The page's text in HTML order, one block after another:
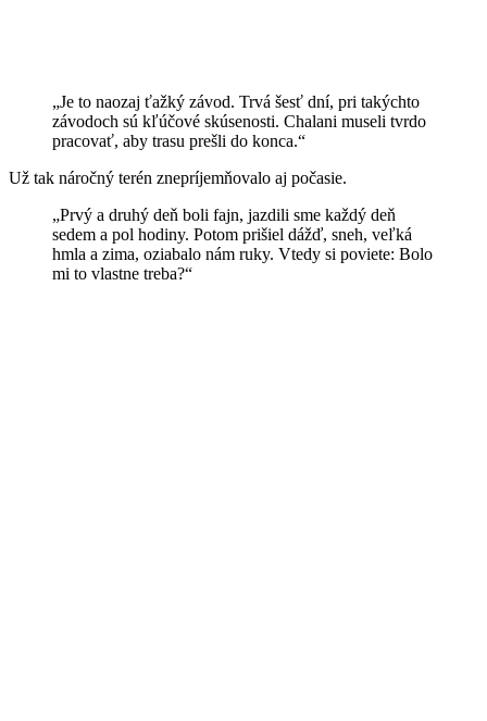
„Je to naozaj ťažký závod. Trvá šesť dní, pri takýchto
závodoch sú kľúčové skúsenosti. Chalani museli tvrdo
pracovať, aby trasu prešli do konca.“
Už tak náročný terén znepríjemňovalo aj počasie.
„Prvý a druhý deň boli fajn, jazdili sme každý deň
sedem a pol hodiny. Potom prišiel dážď, sneh, veľká
hmla a zima, oziabalo nám ruky. Vtedy si poviete: Bolo
mi to vlastne treba?“